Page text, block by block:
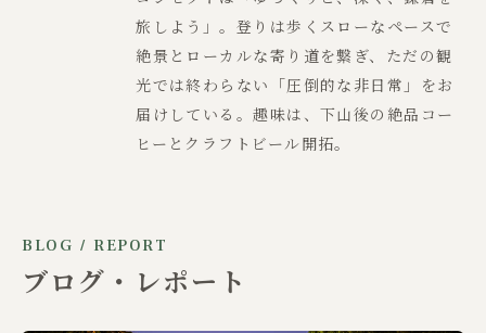
旅しよう」。登りは歩くスローなペースで
絶景とローカルな寄り道を繋ぎ、ただの観
光では終わらない「圧倒的な非日常」をお
届けしている。趣味は、下山後の絶品コー
ヒーとクラフトビール開拓。
BLOG / REPORT
ブログ・レポート